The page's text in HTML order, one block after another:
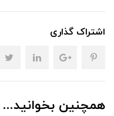
اشتراک گذاری
همچنین بخوانید...